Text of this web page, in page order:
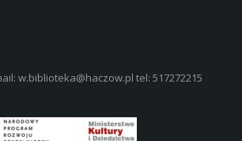
w.biblioteka@haczow.pl tel: 517272215